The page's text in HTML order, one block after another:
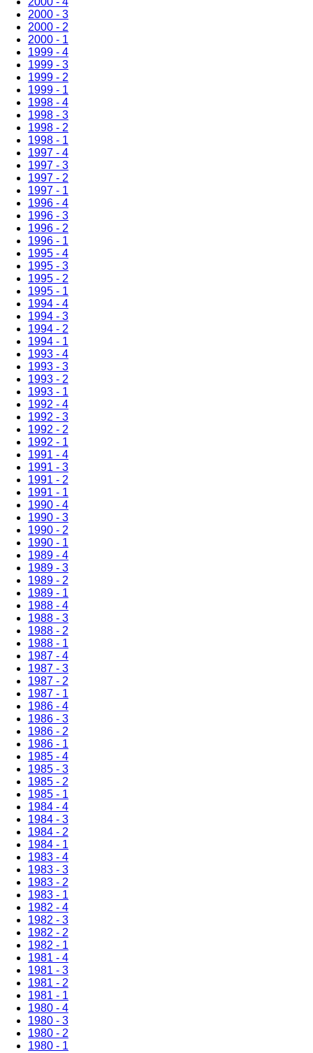
2000 - 3
2000 - 2
2000 - 1
1999 - 4
1999 - 3
1999 - 2
1999 - 1
1998 - 4
1998 - 3
1998 - 2
1998 - 1
1997 - 4
1997 - 3
1997 - 2
1997 - 1
1996 - 4
1996 - 3
1996 - 2
1996 - 1
1995 - 4
1995 - 3
1995 - 2
1995 - 1
1994 - 4
1994 - 3
1994 - 2
1994 - 1
1993 - 4
1993 - 3
1993 - 2
1993 - 1
1992 - 4
1992 - 3
1992 - 2
1992 - 1
1991 - 4
1991 - 3
1991 - 2
1991 - 1
1990 - 4
1990 - 3
1990 - 2
1990 - 1
1989 - 4
1989 - 3
1989 - 2
1989 - 1
1988 - 4
1988 - 3
1988 - 2
1988 - 1
1987 - 4
1987 - 3
1987 - 2
1987 - 1
1986 - 4
1986 - 3
1986 - 2
1986 - 1
1985 - 4
1985 - 3
1985 - 2
1985 - 1
1984 - 4
1984 - 3
1984 - 2
1984 - 1
1983 - 4
1983 - 3
1983 - 2
1983 - 1
1982 - 4
1982 - 3
1982 - 2
1982 - 1
1981 - 4
1981 - 3
1981 - 2
1981 - 1
1980 - 4
1980 - 3
1980 - 2
1980 - 1